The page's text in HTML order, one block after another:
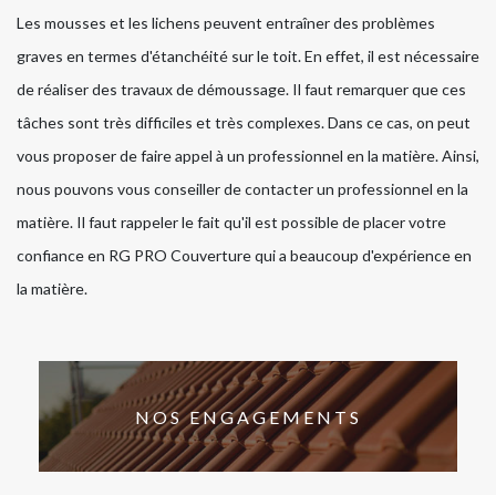
Les mousses et les lichens peuvent entraîner des problèmes
graves en termes d'étanchéité sur le toit. En effet, il est nécessaire
de réaliser des travaux de démoussage. Il faut remarquer que ces
tâches sont très difficiles et très complexes. Dans ce cas, on peut
vous proposer de faire appel à un professionnel en la matière. Ainsi,
nous pouvons vous conseiller de contacter un professionnel en la
matière. Il faut rappeler le fait qu'il est possible de placer votre
confiance en RG PRO Couverture qui a beaucoup d'expérience en
la matière.
NOS ENGAGEMENTS